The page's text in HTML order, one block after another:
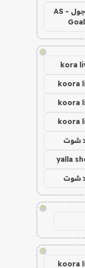
اس جول - AS
Goal
!
kora
koora
koora
koora
شوت
yalla
شوت
!
!
koora